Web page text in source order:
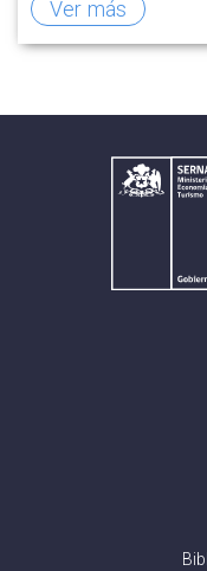
Hotel de Copiapó
Ver más